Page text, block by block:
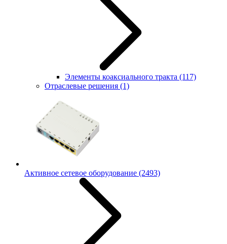
Элементы коаксиального тракта (117)
Отраслевые решения (1)
Активное сетевое оборудование (2493)